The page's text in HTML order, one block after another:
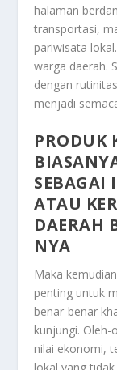
halaman
transportasi,
pariwisata
warga daerah.
dengan
menjadi
PRODUK
SEBAGAI
ATAU
DAERAH
NYA
Maka
penting untuk
benar-benar
kunjungi.
nilai ekonomi,